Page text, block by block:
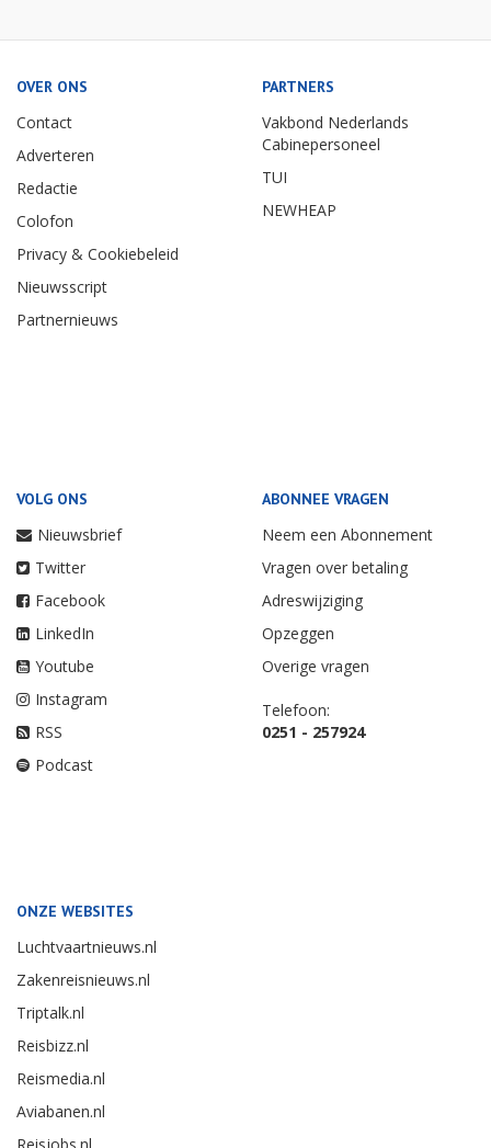
OVER ONS
Contact
Adverteren
Redactie
Colofon
Privacy & Cookiebeleid
Nieuwsscript
Partnernieuws
PARTNERS
Vakbond Nederlands
Cabinepersoneel
TUI
NEWHEAP
VOLG ONS
Nieuwsbrief
Twitter
Facebook
LinkedIn
Youtube
Instagram
RSS
Podcast
ABONNEE VRAGEN
Neem een Abonnement
Vragen over betaling
Adreswijziging
Opzeggen
Overige vragen
Telefoon:
0251 - 257924
ONZE WEBSITES
Luchtvaartnieuws.nl
Zakenreisnieuws.nl
Triptalk.nl
Reisbizz.nl
Reismedia.nl
Aviabanen.nl